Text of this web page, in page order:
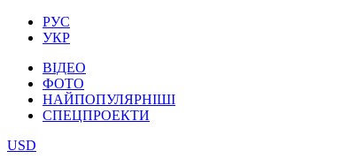
РУС
УКР
ВІДЕО
ФОТО
НАЙПОПУЛЯРНІШІ
СПЕЦПРОЕКТИ
USD